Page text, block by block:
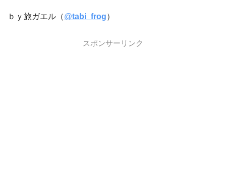
ｂｙ旅ガエル（@tabi_frog）
スポンサーリンク